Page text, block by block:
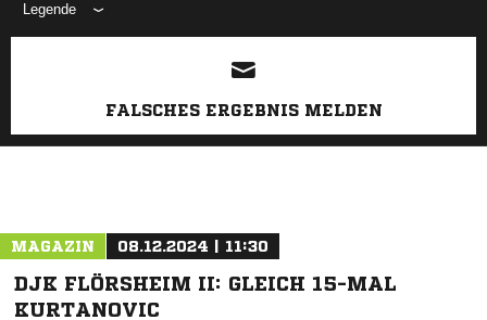
Legende
ANZEIGE
FALSCHES ERGEBNIS MELDEN
MAGAZIN 08.12.2024 | 11:30
DJK FLÖRSHEIM II: GLEICH 15-MAL
KURTANOVIC